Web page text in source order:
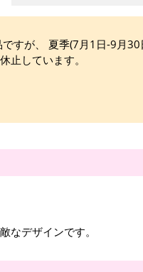
すが、 夏季(7月1日-9月30
止しています。
なデザインです。